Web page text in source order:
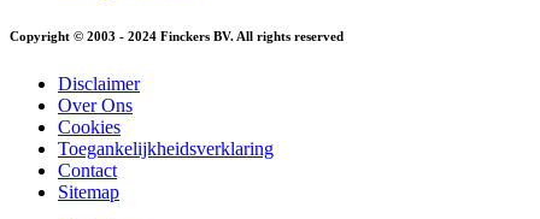
Copyright © 2003 - 2024 Finckers BV. All rights reserved
Disclaimer
Over Ons
Cookies
Toegankelijkheidsverklaring
Contact
Sitemap